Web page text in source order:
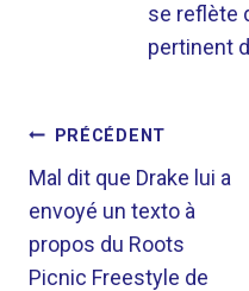
se reflète
pertinent
DE
PRÉCÉDENT
Mal dit que Drake lui a
envoyé un texto à
propos du Roots
Picnic Freestyle de